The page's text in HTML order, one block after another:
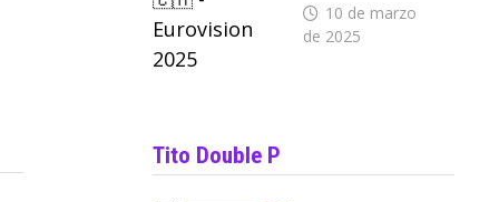
10 de marzo
de 2025
Tito Double P